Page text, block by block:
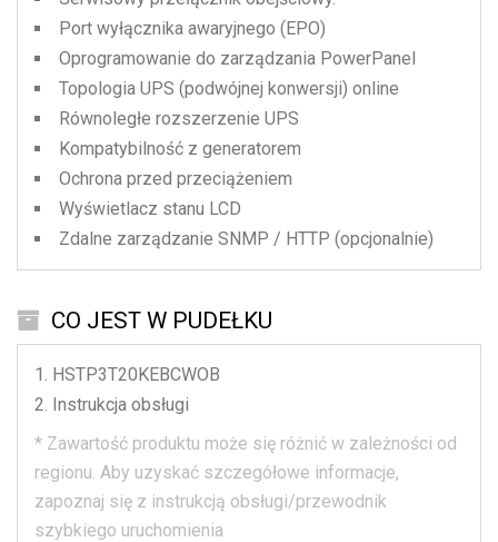
Port wyłącznika awaryjnego (EPO)
Oprogramowanie do zarządzania PowerPanel
Topologia UPS (podwójnej konwersji) online
Równoległe rozszerzenie UPS
Kompatybilność z generatorem
Ochrona przed przeciążeniem
Wyświetlacz stanu LCD
Zdalne zarządzanie SNMP / HTTP (opcjonalnie)
CO JEST W PUDEŁKU
HSTP3T20KEBCWOB
Instrukcja obsługi
* Zawartość produktu może się różnić w zależności od
regionu. Aby uzyskać szczegółowe informacje,
zapoznaj się z instrukcją obsługi/przewodnik
szybkiego uruchomienia